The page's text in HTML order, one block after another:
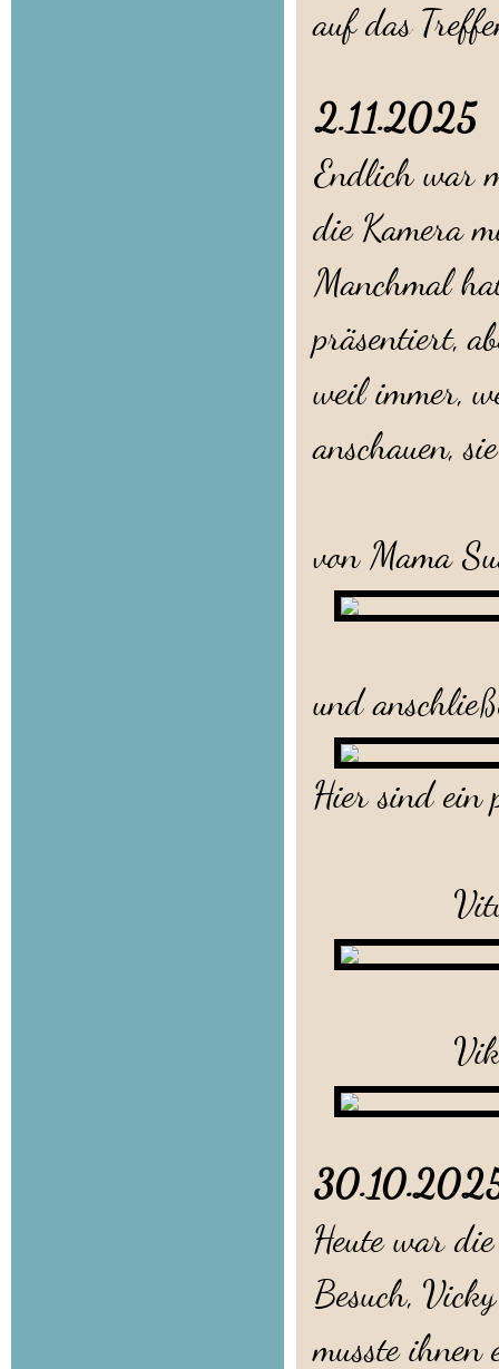
auf das
Endlich war
die Kamera
Manchmal
präsentiert,
weil immer,
anschauen,
von Mama
und
Hier sind ein
Heute war
Besuch,
musste